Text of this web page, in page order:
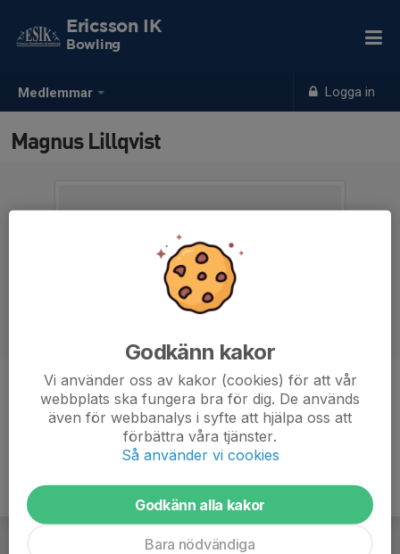
Medlemmar Logga in
Ericsson IK
Bowling
Magnus Lillqvist
Ålder 56 år
Godkänn kakor
Vi använder oss av kakor (cookies) för att vår
webbplats ska fungera bra för dig. De används
även för webbanalys i syfte att hjälpa oss att
förbättra våra tjänster.
Så använder vi cookies
Godkänn alla kakor
Bara nödvändiga